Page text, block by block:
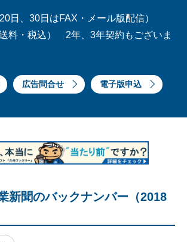
日、30日はFAX・メール版配信）
料・税込） 2年、3年契約もございま
広告問合せ 電子版申込
新聞のバックナンバー（2018